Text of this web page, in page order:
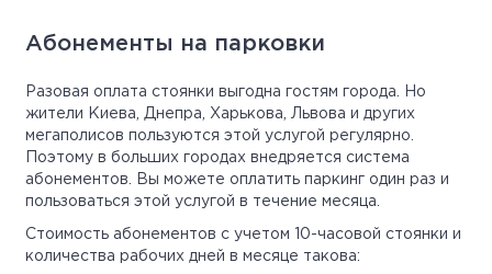
Абонементы на парковки
Разовая оплата стоянки выгодна гостям города. Но
жители Киева, Днепра, Харькова, Львова и других
мегаполисов пользуются этой услугой регулярно.
Поэтому в больших городах внедряется система
абонементов. Вы можете оплатить паркинг один раз и
пользоваться этой услугой в течение месяца.
Стоимость абонементов с учетом 10-часовой стоянки и
количества рабочих дней в месяце такова: